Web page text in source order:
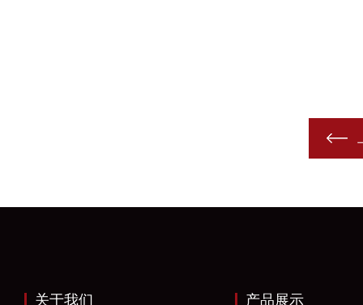
关于我们 产品展示